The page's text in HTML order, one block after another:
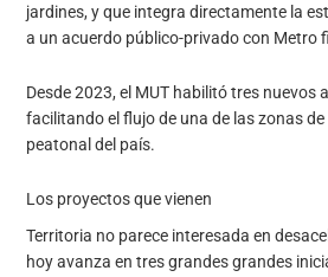
jardines, y que integra directamente la
a un acuerdo público-privado con Metro
Desde 2023, el MUT habilitó tres nuevos
facilitando el flujo de una de las zonas
peatonal del país.
Los proyectos que vienen
Territoria no parece interesada en
hoy avanza en tres grandes grandes